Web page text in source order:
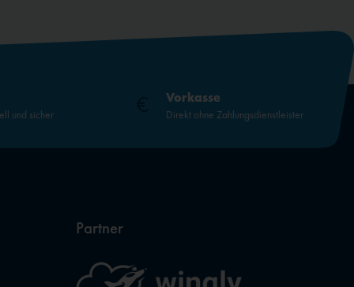
und sicher
Vorkasse
Direkt ohne Zahlungsdienstleister
Partner